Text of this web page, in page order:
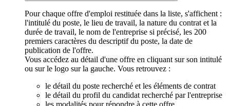
Pour chaque offre d'emploi restituée dans la liste, s'affichent :
l'intitulé du poste, le lieu de travail, la nature du contrat et la
durée de travail, le nom de l'entreprise si précisé, les 200
premiers caractères du descriptif du poste, la date de
publication de l'offre.
Vous accédez au détail d'une offre en cliquant sur son intitulé
ou sur le logo sur la gauche. Vous retrouvez :
le détail du poste recherché et les éléments de contrat
le détail du profil du candidat recherché par l'entreprise
les modalités pour répondre à cette offre